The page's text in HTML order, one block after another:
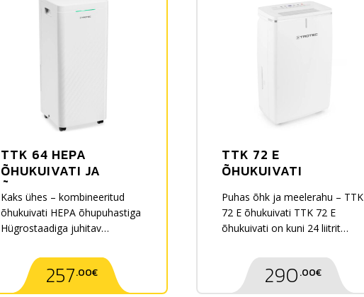
TTK 64 HEPA
ÕHUKUIVATI JA
ÕHUPUHASTI
Kaks ühes – kombineeritud
õhukuivati ​​HEPA õhupuhastiga
Hügrostaadiga juhitav
Sobib ruumidesse kuni 50 m² /
125 m³ Kuivatusvõime…
257.00€
TTK 72 E
ÕHUKUIVATI
Puhas õhk ja meelerahu – TTK
72 E õhukuivati TTK 72 E
õhukuivati on kuni 24 liitrit
290.00€